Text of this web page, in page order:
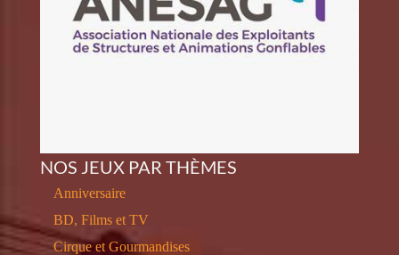
NOS JEUX PAR THÈMES
Anniversaire
BD, Films et TV
Cirque et Gourmandises